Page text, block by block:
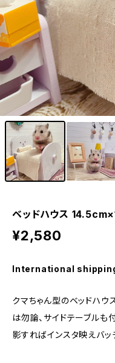
ベッドハウス
¥2,580
International
クマちゃん型のベッドハウ
は勿論、サイドテーブルも
影すればインスタ映えバッ